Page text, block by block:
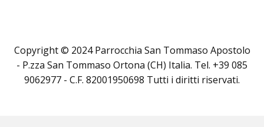
Copyright © 2024 Parrocchia San Tommaso Apostolo
- P.zza San Tommaso Ortona (CH) Italia. Tel. +39 085
9062977 - C.F. 82001950698 Tutti i diritti riservati.